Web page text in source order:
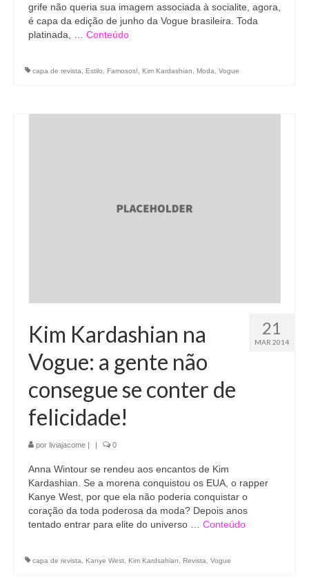
grife não queria sua imagem associada à socialite, agora,
é capa da edição de junho da Vogue brasileira. Toda
platinada, … Conteúdo
capa de revista, Estilo, Famosos!, Kim Kardashian, Moda, Vogue
21
MAR 2014
Kim Kardashian na
Vogue: a gente não
consegue se conter de
felicidade!
por liviajacome | | 0
Anna Wintour se rendeu aos encantos de Kim
Kardashian. Se a morena conquistou os EUA, o rapper
Kanye West, por que ela não poderia conquistar o
coração da toda poderosa da moda? Depois anos
tentado entrar para elite do universo … Conteúdo
capa de revista Kanye West Kim Kardsahian Revista Vogue